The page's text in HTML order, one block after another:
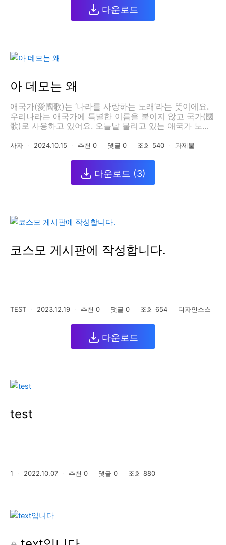
다운로드
아 데모는 왜
애국가(愛國歌)는 ‘나라를 사랑하는 노래’라는 뜻이에요.
우리나라는 애국가에 특별한 이름을 붙이지 않고 국가(國
歌)로 사용하고 있어요. 오늘날 불리고 있는 애국가 노랫
(1907년 전후)에 나라 사랑하는 마음과 우리 민족의 자주
여러 선각자의 손을 거쳐 현재와 같은 내용을 담게 되었는
데 이 노랫말에 붙여진 곡조는 스코틀랜드 민요 ‘올드 랭
사인 (Auld Lang Syne)’ 이었답니다. 당시 해외에서 활동
가 수립된 이후 현재의 애국가가 정부의 공식행사에서 불
우리 겨레와 운명을 같이 해 온 애국가를 부를 때마다 우
사자 ㆍ 2024.10.15 ㆍ 추천 0 ㆍ 댓글 0 ㆍ 조회 540 ㆍ 과제물
다운로드 (3)
코스모 게시판에 작성합니다.
TEST ㆍ 2023.12.19 ㆍ 추천 0 ㆍ 댓글 0 ㆍ 조회 654 ㆍ 디자인소스
다운로드
test
1 ㆍ 2022.10.07 ㆍ 추천 0 ㆍ 댓글 0 ㆍ 조회 880